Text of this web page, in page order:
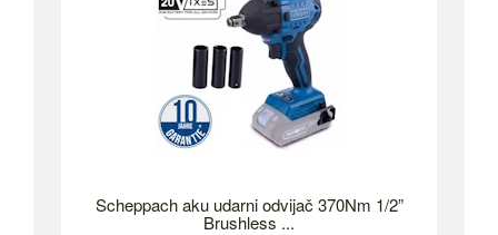
Scheppach aku udarni odvijač 370Nm 1/2”
Brushless ...